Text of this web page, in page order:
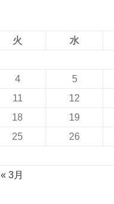
火 水
4 5
11 12
18 19
25 26
« 3月